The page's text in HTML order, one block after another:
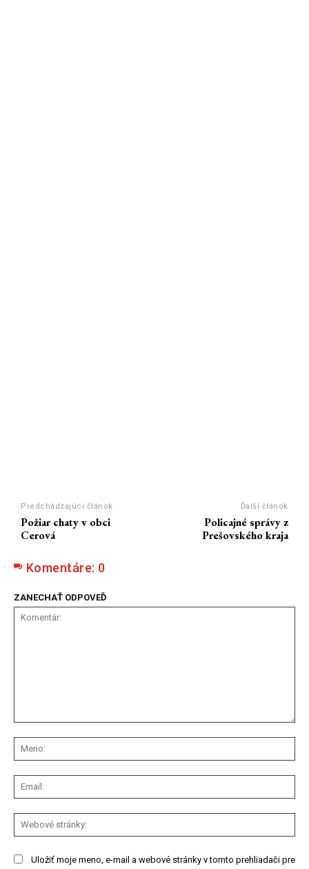
Predchádzajúci článok
Požiar chaty v obci
Cerová
Ďalší článok
Policajné správy z
Prešovského kraja
Komentáre: 0
ZANECHAŤ ODPOVEĎ
Uložiť moje meno, e-mail a webové stránky v tomto prehliadači pre